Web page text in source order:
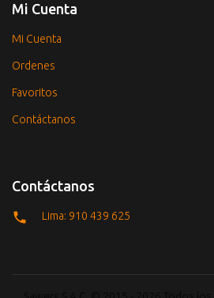
Mi Cuenta
Mi Cuenta
Ordenes
Favoritos
Contáctanos
Contáctanos
Lima: 910 439 625